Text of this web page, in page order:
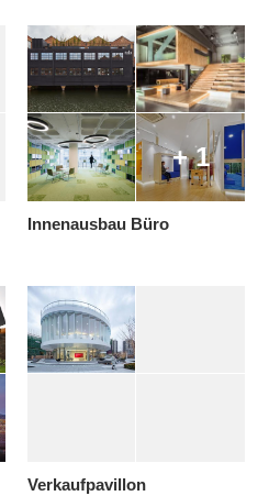
+ 1
Innenausbau Büro
Verkaufpavillon